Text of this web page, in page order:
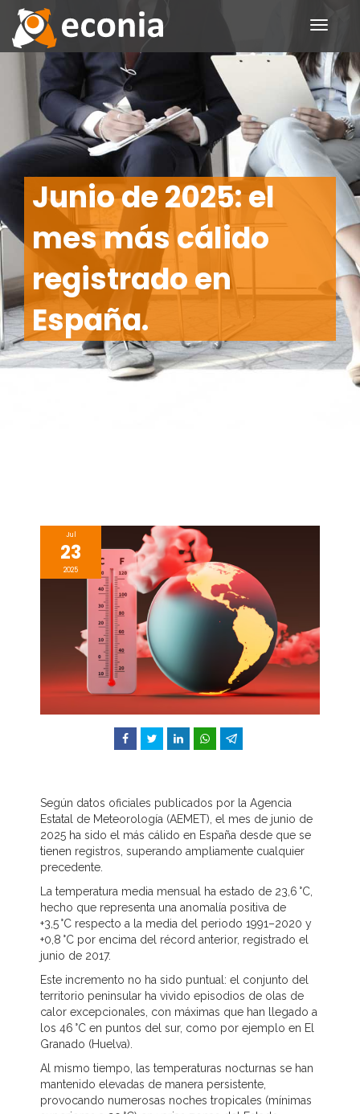
Toggle
Junio de 2025: el
mes más cálido
registrado en
España.
Jul
23
2025
Facebook
Twitter LinkedInWhatsApp
Según datos oficiales publicados por la Agencia
Estatal de Meteorología (AEMET), el mes de junio de
2025 ha sido el más cálido en España desde que se
tienen registros, superando ampliamente cualquier
precedente.
La temperatura media mensual ha estado de 23,6 °C,
hecho que representa una anomalía positiva de
+3,5 °C respecto a la media del periodo 1991–2020 y
+0,8 °C por encima del récord anterior, registrado el
junio de 2017.
Este incremento no ha sido puntual: el conjunto del
territorio peninsular ha vivido episodios de olas de
calor excepcionales, con máximas que han llegado a
los 46 °C en puntos del sur, como por ejemplo en El
Granado (Huelva).
Al mismo tiempo, las temperaturas nocturnas se han
mantenido elevadas de manera persistente,
provocando numerosas noches tropicales (mínimas